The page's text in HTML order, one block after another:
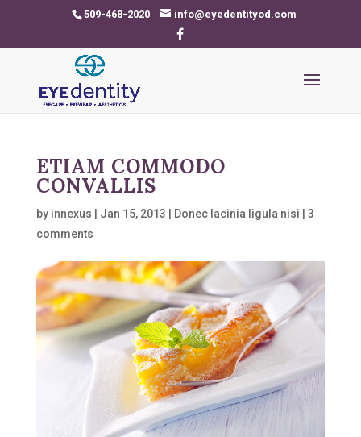
509-468-2020 info@eyedentityod.com
ETIAM COMMODO
CONVALLIS
by innexus Jan 15, 2013 Donec lacinia ligula nisi
3
comments